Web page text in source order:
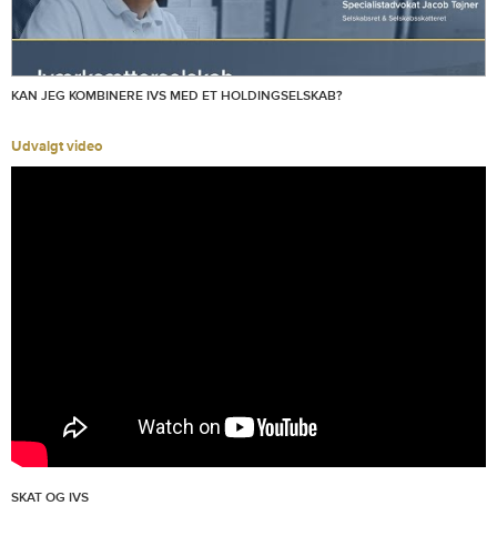
KAN JEG KOMBINERE IVS MED ET HOLDINGSELSKAB?
Udvalgt video
SKAT OG IVS